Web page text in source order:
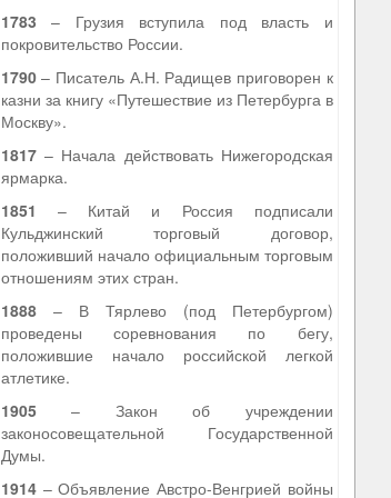
1783 – Грузия вступила под власть и
покровительство России.
1790– Писатель А.Н. Радищев приговорен к
казни за книгу «Путешествие из Петербурга в
Москву».
1817– Начала действовать Нижегородская
ярмарка.
1851 – Китай и Россия подписали
Кульджинский торговый договор,
положивший начало официальным торговым
отношениям этих стран.
1888– В Тярлево (под Петербургом)
проведены соревнования по бегу,
положившие начало российской легкой
атлетике.
1905– Закон об учреждении
законосовещательной Государственной
Думы.
1914– Объявление Австро-Венгрией войны